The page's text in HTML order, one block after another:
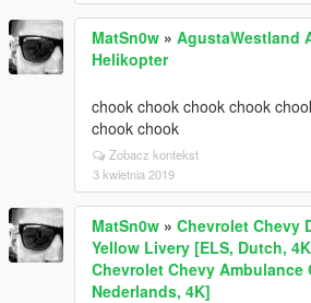
MatSn0w » AgustaWestland
Helikopter
chook chook chook chook
chook chook
Zobacz kontekst
3 kwietnia 2019
MatSn0w » Chevrolet Chevy
Yellow Livery [ELS, Dutch,
Chevrolet Chevy Ambulance
Nederlands, 4K]